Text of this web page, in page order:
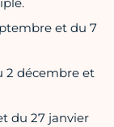
et du 7
2 décembre et
du 27 janvier